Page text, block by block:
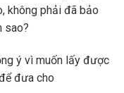
không phải đã bảo
sao?
ý vì muốn lấy được
đưa cho